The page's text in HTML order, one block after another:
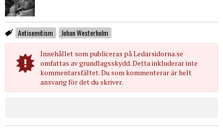
Antisemitism Johan Westerholm
Innehållet som publiceras på Ledarsidorna.se
omfattas av grundlagsskydd. Detta inkluderar inte
kommentarsfältet. Du som kommenterar är helt
ansvarig för det du skriver.